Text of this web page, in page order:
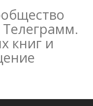
книг и